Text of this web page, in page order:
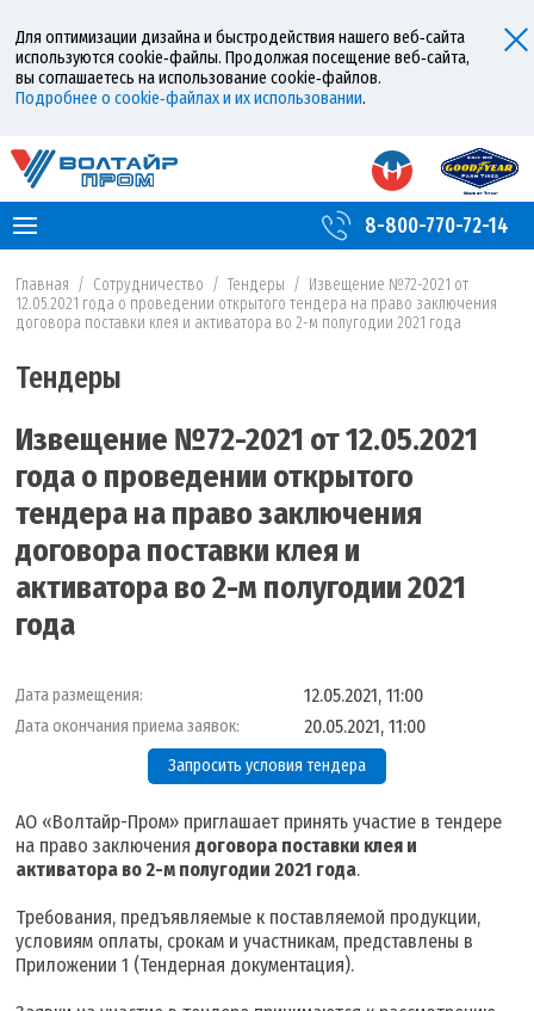
Для оптимизации дизайна и быстродействия нашего веб‑сайта
используются cookie‑файлы. Продолжая посещение веб‑сайта,
вы соглашаетесь на использование cookie‑файлов.
Подробнее о cookie‑файлах и их использовании.
8-800-770-72-14
Главная / Сотрудничество / Тендеры / Извещение №72-2021 от
12.05.2021 года о проведении открытого тендера на право заключения
договора поставки клея и активатора во 2-м полугодии 2021 года
Тендеры
Извещение №72-2021 от 12.05.2021
года о проведении открытого
тендера на право заключения
договора поставки клея и
активатора во 2-м полугодии 2021
года
Дата размещения: 12.05.2021, 11:00
Дата окончания приема заявок: 20.05.2021, 11:00
Запросить условия тендера
АО «Волтайр-Пром» приглашает принять участие в тендере
на право заключениядоговора поставки клея и
активатора во 2-м полугодии 2021 года.
Требования, предъявляемые к поставляемой продукции,
условиям оплаты, срокам и участникам, представлены в
Приложении 1 (Тендерная документация).